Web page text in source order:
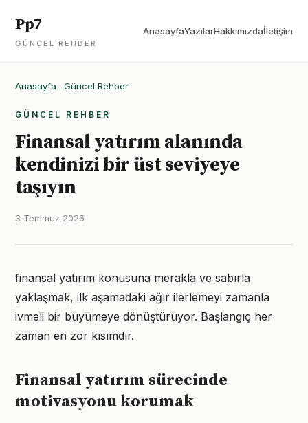
Pp7
GÜNCEL REHBER
AnasayfaYazılarHakkımızdaİletişim
Anasayfa · Güncel Rehber
GÜNCEL REHBER
Finansal yatırım alanında
kendinizi bir üst seviyeye
taşıyın
3 Temmuz 2026
finansal yatırım konusuna merakla ve sabırla
yaklaşmak, ilk aşamadaki ağır ilerlemeyi zamanla
ivmeli bir büyümeye dönüştürüyor. Başlangıç her
zaman en zor kısımdır.
Finansal yatırım sürecinde
motivasyonu korumak